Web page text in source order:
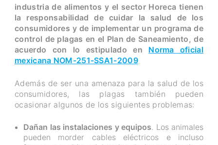
industria de alimentos y el sector Horeca tienen
la responsabilidad de cuidar la salud de los
consumidores y de implementar un programa de
control de plagas en el Plan de Saneamiento, de
acuerdo con lo estipulado en Norma oficial
mexicana NOM-251-SSA1-2009
Además de ser una amenaza para la salud de los
consumidores, las plagas también pueden
ocasionar algunos de los siguientes problemas:
Dañan las instalaciones y equipos. Los animales
pueden morder cables eléctricos e incluso